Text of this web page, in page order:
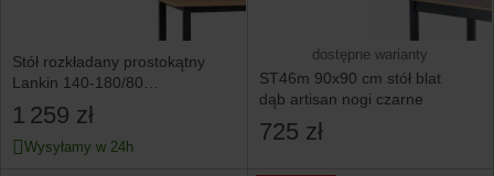
Stół rozkładany prostokątny
Lankin 140-180/80
dąb artisan/czarny
1 259 zł
Wysyłamy w 24h
dostępne warianty
ST46m 90x90 cm stół blat
dąb artisan nogi czarne
725 zł